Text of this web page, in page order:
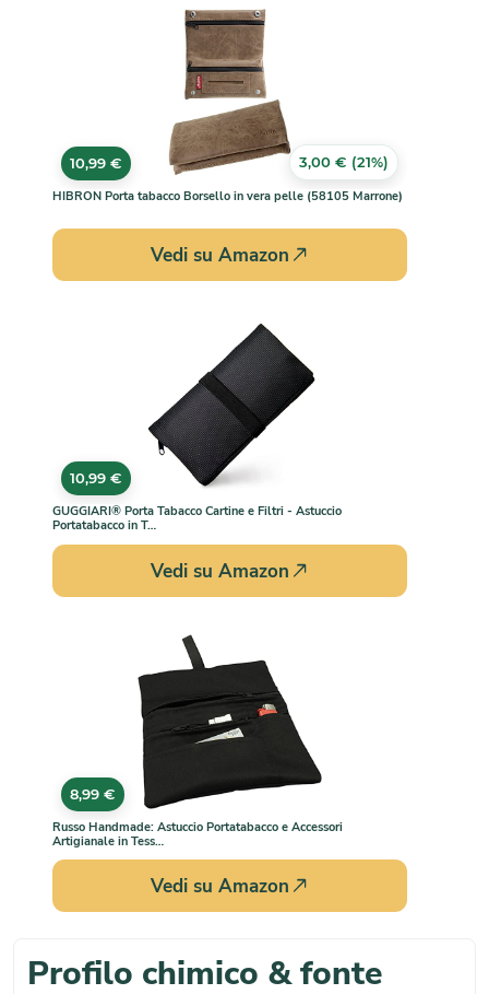
10,99 €
3,00 € (21%)
HIBRON Porta tabacco Borsello in vera pelle (58105 Marrone)
Vedi su Amazon
10,99 €
GUGGIARI® Porta Tabacco Cartine e Filtri - Astuccio
Portatabacco in T…
Vedi su Amazon
8,99 €
Russo Handmade: Astuccio Portatabacco e Accessori
Artigianale in Tess…
Vedi su Amazon
Profilo chimico & fonte